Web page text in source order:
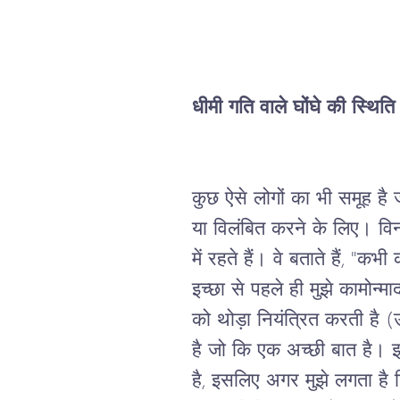
धीमी गति वाले घोंघे की
कुछ ऐसे लोगों का भी समूह है
या विलंबित करने के लिए।
में रहते हैं। वे बताते हैं, "कभी
इच्छा से पहले ही मुझे
को थोड़ा नियंत्रित करती है (
है जो कि एक अच्छी बात है।
है, इसलिए अगर मुझे लगता है